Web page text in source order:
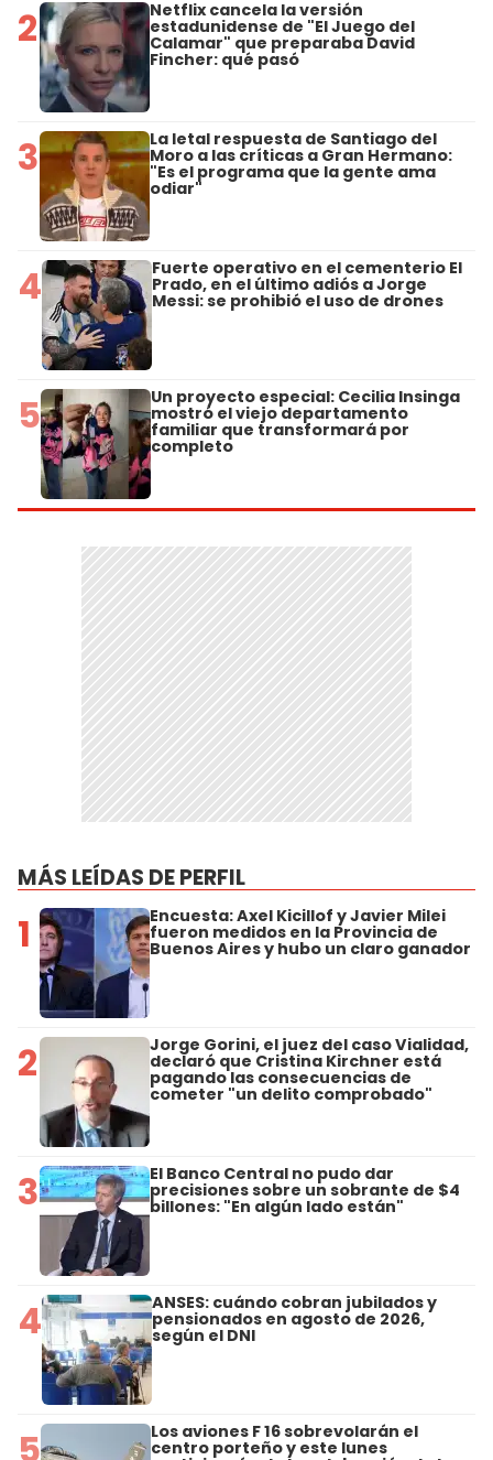
2 Netflix cancela la versión
estadunidense de "El Juego del
Calamar" que preparaba David
Fincher: qué pasó
3 La letal respuesta de Santiago del
Moro a las críticas a Gran Hermano:
"Es el programa que la gente ama
odiar"
4 Fuerte operativo en el cementerio El
Prado, en el último adiós a Jorge
Messi: se prohibió el uso de drones
5 Un proyecto especial: Cecilia Insinga
mostró el viejo departamento
familiar que transformará por
completo
MÁS LEÍDAS DE PERFIL
1 Encuesta: Axel Kicillof y Javier Milei
fueron medidos en la Provincia de
Buenos Aires y hubo un claro ganador
2 Jorge Gorini, el juez del caso Vialidad,
declaró que Cristina Kirchner está
pagando las consecuencias de
cometer "un delito comprobado"
3 El Banco Central no pudo dar
precisiones sobre un sobrante de $4
billones: "En algún lado están"
4 ANSES: cuándo cobran jubilados y
pensionados en agosto de 2026,
según el DNI
5 Los aviones F 16 sobrevolarán el
centro porteño y este lunes